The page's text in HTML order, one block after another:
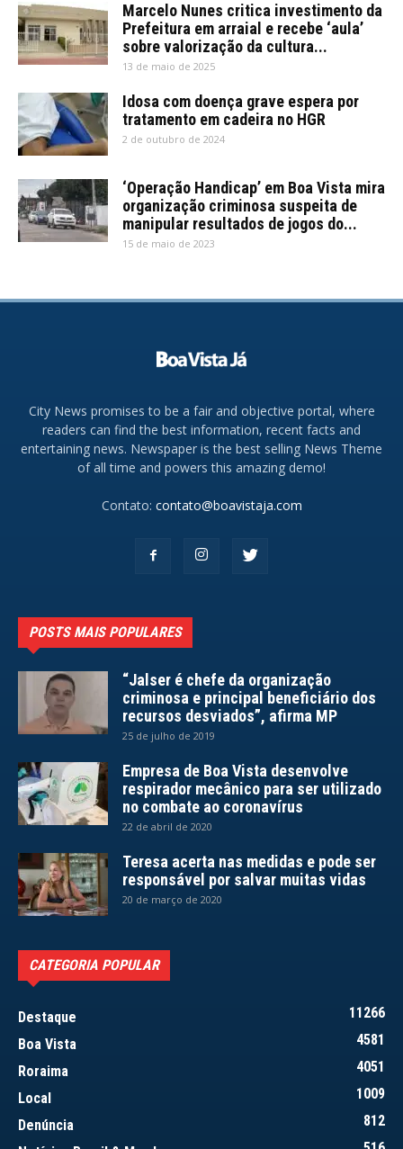
Marcelo Nunes critica investimento da
Prefeitura em arraial e recebe ‘aula’
sobre valorização da cultura...
13 de maio de 2025
Idosa com doença grave espera por
tratamento em cadeira no HGR
2 de outubro de 2024
‘Operação Handicap’ em Boa Vista mira
organização criminosa suspeita de
manipular resultados de jogos do...
15 de maio de 2023
City News promises to be a fair and objective portal, where
readers can find the best information, recent facts and
entertaining news. Newspaper is the best selling News Theme
of all time and powers this amazing demo!
Contato: contato@boavistaja.com
POSTS MAIS POPULARES
“Jalser é chefe da organização
criminosa e principal beneficiário dos
recursos desviados”, afirma MP
25 de julho de 2019
Empresa de Boa Vista desenvolve
respirador mecânico para ser utilizado
no combate ao coronavírus
22 de abril de 2020
Teresa acerta nas medidas e pode ser
responsável por salvar muitas vidas
20 de março de 2020
CATEGORIA POPULAR
Destaque
11266
Boa Vista
4581
Roraima
4051
Local
1009
Denúncia
812